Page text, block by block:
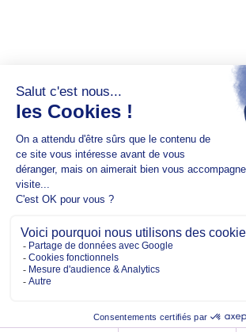
Copyright @2026 EM
CONTACT